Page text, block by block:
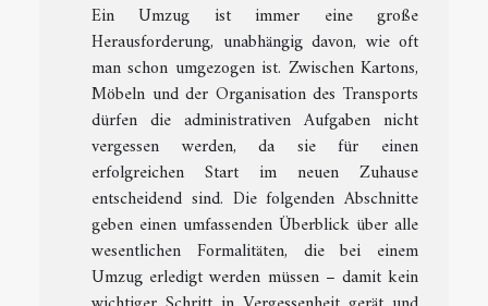
Ein Umzug ist immer eine große
Herausforderung, unabhängig davon, wie oft
man schon umgezogen ist. Zwischen Kartons,
Möbeln und der Organisation des Transports
dürfen die administrativen Aufgaben nicht
vergessen werden, da sie für einen
erfolgreichen Start im neuen Zuhause
entscheidend sind. Die folgenden Abschnitte
geben einen umfassenden Überblick über alle
wesentlichen Formalitäten, die bei einem
Umzug erledigt werden müssen – damit kein